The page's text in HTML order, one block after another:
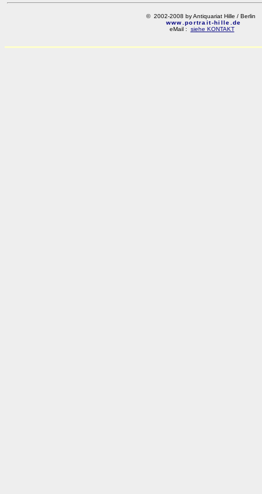
© 2002-2008 by Antiquariat Hille / Berlin
www.portrait-hille.de
eMail : siehe KONTAKT